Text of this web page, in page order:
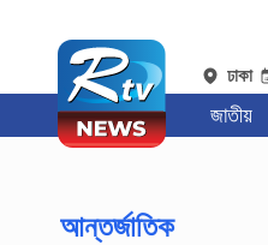
ঢাকা
জাতীয়
আন্তর্জাতিক